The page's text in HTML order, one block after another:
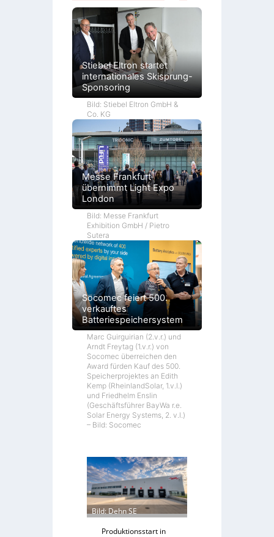
Stiebel Eltron startet
internationales Skisprung-
Sponsoring
Bild: Stiebel Eltron GmbH &
Co. KG
Messe Frankfurt
übernimmt Light Expo
London
Bild: Messe Frankfurt
Exhibition GmbH / Pietro
Sutera
Socomec feiert 500.
verkauftes
Batteriespeichersystem
Marc Guirguirian (2.v.r.) und
Arndt Freytag (1.v.r.) von
Socomec überreichen den
Award fürden Kauf des 500.
Speicherprojektes an Edith
Kemp (RheinlandSolar, 1.v.l.)
und Friedhelm Enslin
(Geschäftsführer BayWa r.e.
Solar Energy Systems, 2. v.l.)
– Bild: Socomec
Bild: Dehn SE
Produktionsstart in